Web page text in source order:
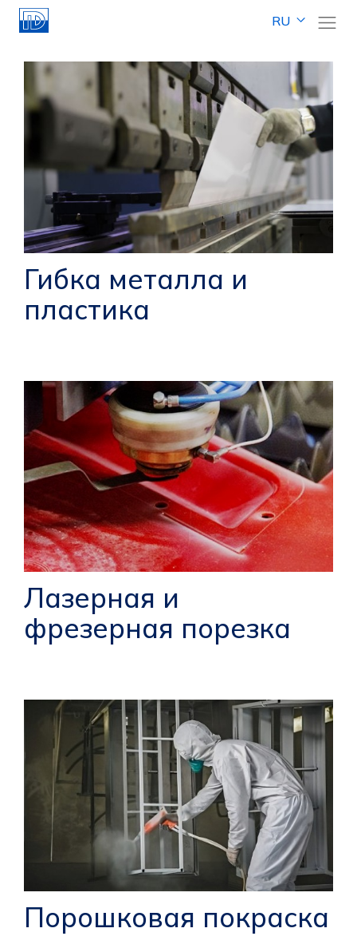
RU
Гибка металла и
пластика
Лазерная и
фрезерная порезка
Порошковая покраска